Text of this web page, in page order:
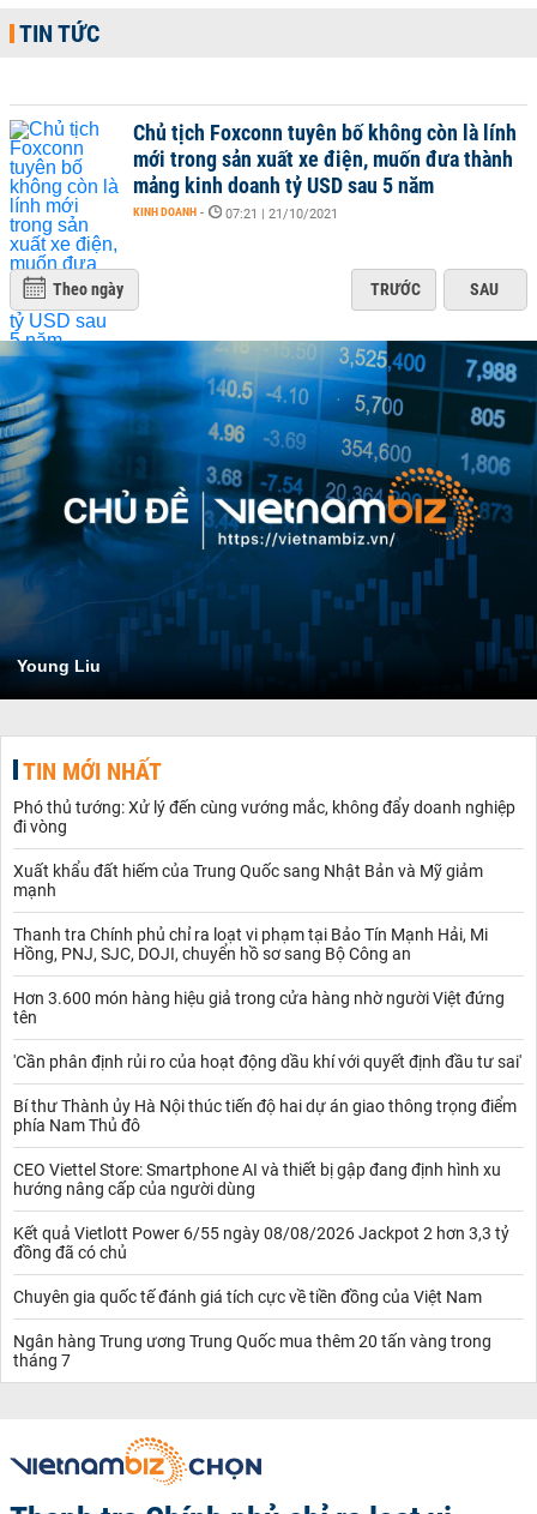
TIN TỨC
Chủ tịch Foxconn tuyên bố không còn là lính
mới trong sản xuất xe điện, muốn đưa thành
mảng kinh doanh tỷ USD sau 5 năm
KINH DOANH - 07:21 | 21/10/2021
Theo ngày TRƯỚC SAU
Young Liu
TIN MỚI NHẤT
Phó thủ tướng: Xử lý đến cùng vướng mắc, không đẩy doanh nghiệp
đi vòng
Xuất khẩu đất hiếm của Trung Quốc sang Nhật Bản và Mỹ giảm
mạnh
Thanh tra Chính phủ chỉ ra loạt vi phạm tại Bảo Tín Mạnh Hải, Mi
Hồng, PNJ, SJC, DOJI, chuyển hồ sơ sang Bộ Công an
Hơn 3.600 món hàng hiệu giả trong cửa hàng nhờ người Việt đứng
tên
'Cần phân định rủi ro của hoạt động dầu khí với quyết định đầu tư sai'
Bí thư Thành ủy Hà Nội thúc tiến độ hai dự án giao thông trọng điểm
phía Nam Thủ đô
CEO Viettel Store: Smartphone AI và thiết bị gập đang định hình xu
hướng nâng cấp của người dùng
Kết quả Vietlott Power 6/55 ngày 08/08/2026 Jackpot 2 hơn 3,3 tỷ
đồng đã có chủ
Chuyên gia quốc tế đánh giá tích cực về tiền đồng của Việt Nam
Ngân hàng Trung ương Trung Quốc mua thêm 20 tấn vàng trong
tháng 7